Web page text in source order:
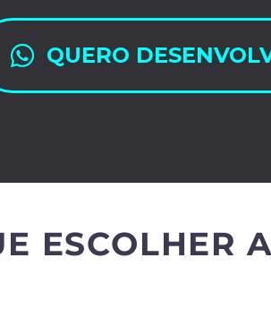
QUERO
ESCOLHER